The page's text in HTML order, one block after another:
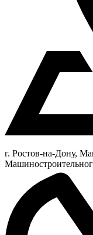
г. Ростов-на-Дону,